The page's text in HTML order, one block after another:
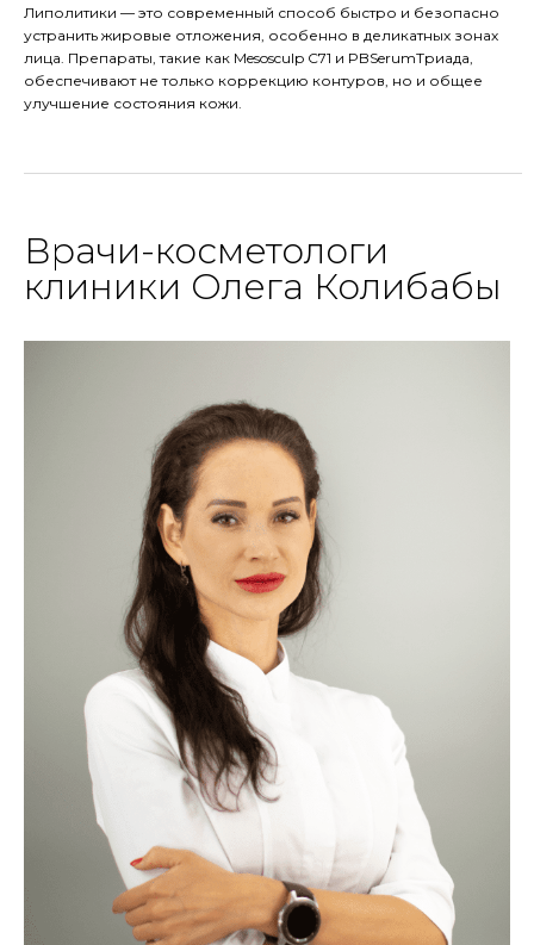
Липолитики — это современный способ быстро и безопасно
устранить жировые отложения, особенно в деликатных зонах
лица. Препараты, такие как Mesosculp C71 и PBSerumТриада,
обеспечивают не только коррекцию контуров, но и общее
улучшение состояния кожи.
Врачи-косметологи
клиники Олега Колибабы